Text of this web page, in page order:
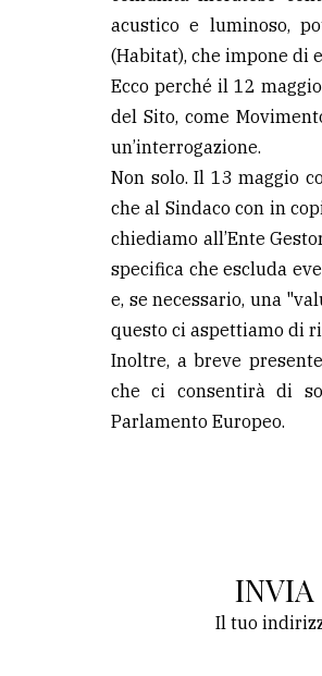
acustico e luminoso,
(Habitat), che impone di
Ecco perché il 12
del Sito, come
un’interrogazione.
Non solo. Il 13 maggio
che al Sindaco con in
chiediamo all’Ente
specifica che escluda
e, se necessario, una
questo ci aspettiamo di
Inoltre, a breve
che ci consentirà di
Parlamento Europeo.
INVIA
Il tuo